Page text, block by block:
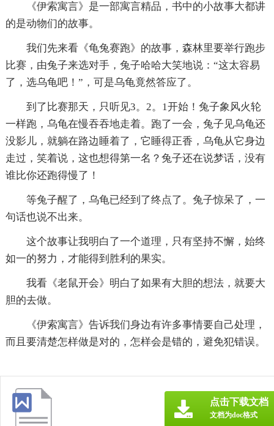
《伊索寓言》是一部寓言精品，书中的小故事大都讲
的是动物们的故事。
我们先来看《龟兔赛跑》的故事，森林里要举行跑步
比赛，由兔子来选对手，兔子哈哈大笑地说：“这太容易
了，选乌龟吧！”，可是乌龟竟然答应了。
到了比赛那天，只听见3。2。1开始！兔子象风火轮
一样跑，乌龟在慢吞吞地走着。跑了一会，兔子见乌龟还
没影儿，就躺在路边睡着了，它睡得正香，乌龟从它身边
走过，笑着说，这也想得第一名？兔子还在说梦话，没有
谁比你还跑得慢了！
等兔子醒了，乌龟已经到了终点了。兔子惊呆了，一
句话也说不出来。
这个故事让我明白了一个道理，只有坚持不懈，始终
如一的努力，才能得到胜利的果实。
我看《老鼠开会》明白了如果有大胆的想法，就要大
胆的去做。
《伊索寓言》告诉我们身边有许多事情要自己处理，
而且要清楚怎样做是对的，怎样会是错的，避免犯错误。
点击下载文档
文档为doc格式